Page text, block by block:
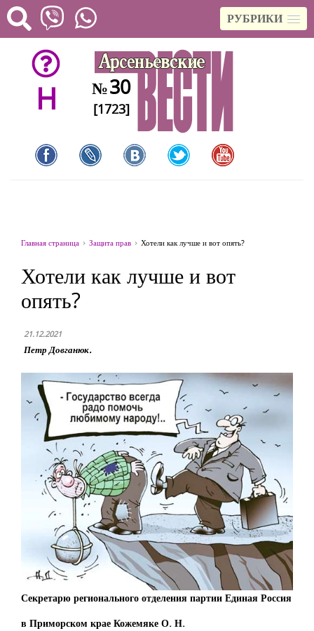
РУБРИКИ
H №30
[1723]
Главная страница Защита прав Хотели как лучше и вот опять?
Хотели как лучше и вот
опять?
21.12.2021
Петр Довганюк.
Секретарю регионального отделения партии Единая Россия
в Приморском крае Кожемяке О. Н.